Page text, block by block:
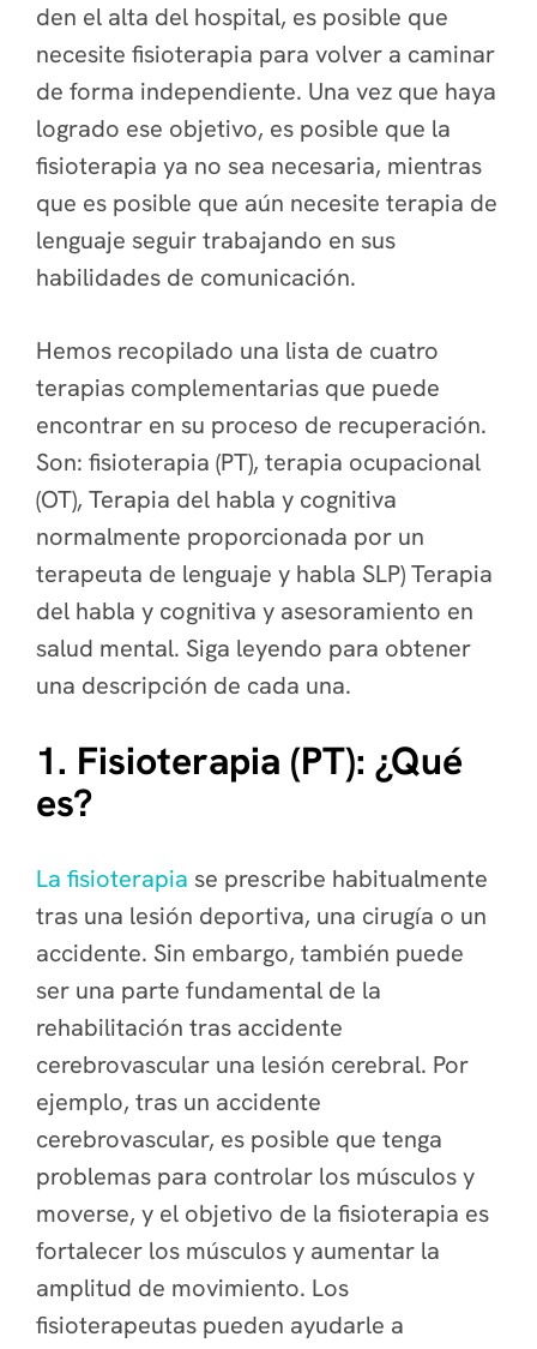
den el alta del hospital, es posible que
necesite fisioterapia para volver a caminar
de forma independiente. Una vez que haya
logrado ese objetivo, es posible que la
fisioterapia ya no sea necesaria, mientras
que es posible que aún necesite terapia de
lenguaje seguir trabajando en sus
habilidades de comunicación.
Hemos recopilado una lista de cuatro
terapias complementarias que puede
encontrar en su proceso de recuperación.
Son: fisioterapia (PT), terapia ocupacional
(OT), Terapia del habla y cognitiva
normalmente proporcionada por un
terapeuta de lenguaje y habla SLP) Terapia
del habla y cognitiva y asesoramiento en
salud mental. Siga leyendo para obtener
una descripción de cada una.
1. Fisioterapia (PT): ¿Qué
es?
La fisioterapia se prescribe habitualmente
tras una lesión deportiva, una cirugía o un
accidente. Sin embargo, también puede
ser una parte fundamental de la
rehabilitación tras accidente
cerebrovascular una lesión cerebral. Por
ejemplo, tras un accidente
cerebrovascular, es posible que tenga
problemas para controlar los músculos y
moverse, y el objetivo de la fisioterapia es
fortalecer los músculos y aumentar la
amplitud de movimiento. Los
fisioterapeutas pueden ayudarle a